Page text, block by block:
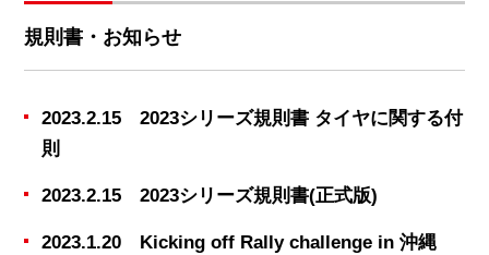
規則書・お知らせ
2023.2.15 2023シリーズ規則書 タイヤに関する付
則
2023.2.15 2023シリーズ規則書(正式版)
2023.1.20 Kicking off Rally challenge in 沖縄